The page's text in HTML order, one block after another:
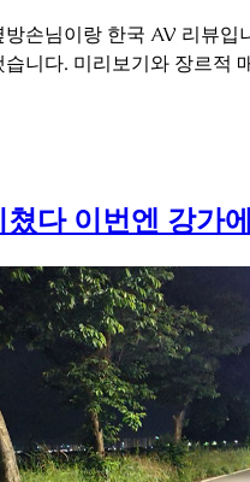
손님이랑 한국 AV 리뷰
니다. 미리보기와 장르적
쳤다 이번엔 강가